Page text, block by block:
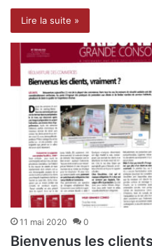
Lire la suite »
11 mai 2020 0
Bienvenus les